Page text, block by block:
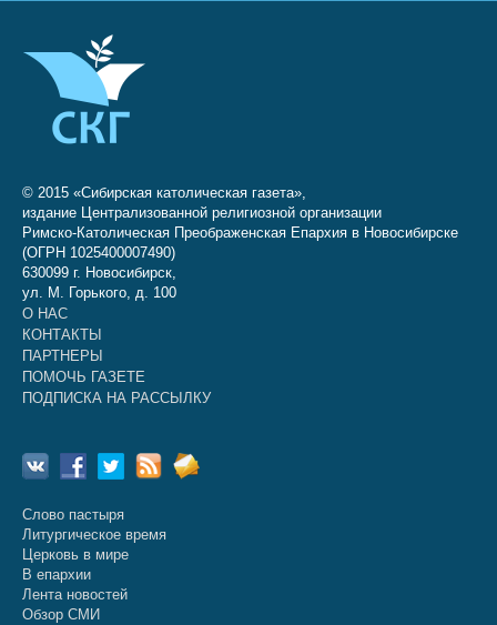
© 2015 «Сибирская католическая газета»,
издание Централизованной религиозной организации
Римско-Католическая Преображенская Епархия в Новосибирске
(ОГРН 1025400007490)
630099 г. Новосибирск,
ул. М. Горького, д. 100
О НАС
КОНТАКТЫ
ПАРТНЕРЫ
ПОМОЧЬ ГАЗЕТЕ
ПОДПИСКА НА РАССЫЛКУ
Слово пастыря
Литургическое время
Церковь в мире
В епархии
Лента новостей
Обзор СМИ